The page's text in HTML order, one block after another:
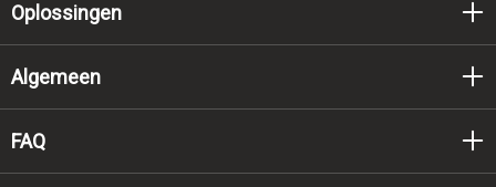
Oplossingen
Algemeen
FAQ